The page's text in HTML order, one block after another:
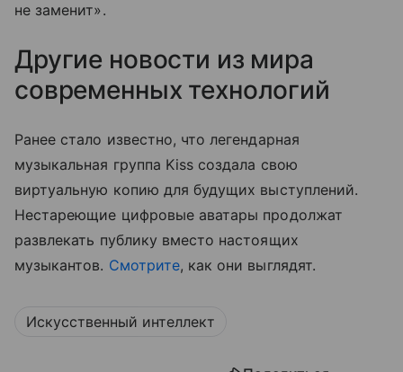
не заменит».
Другие новости из мира
современных технологий
Ранее стало известно, что легендарная
музыкальная группа Kiss создала свою
виртуальную копию для будущих выступлений.
Нестареющие цифровые аватары продолжат
развлекать публику вместо настоящих
музыкантов. Смотрите, как они выглядят.
Искусственный интеллект